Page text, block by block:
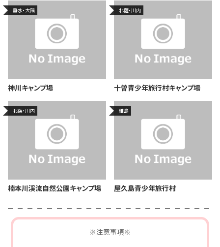
垂水・大隅
神川キャンプ場
北薩・川内
十曽青少年旅行村キャンプ場
北薩・川内
楠本川渓流自然公園キャンプ場
離島
屋久島青少年旅行村
※注意事項※